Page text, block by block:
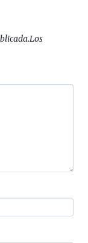
Los